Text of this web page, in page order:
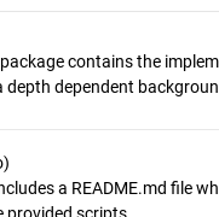
contains the
a README.md file